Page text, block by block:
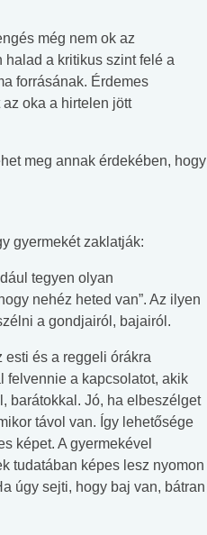
még nem ok az
a kritikus szint felé a
forrásának. Érdemes
oka a hirtelen jött
meg annak érdekében, hogy
gyermekét zaklatják:
tegyen olyan
nehéz heted van”. Az ilyen
a gondjairól, bajairól.
esti és a reggeli órákra
felvennie a kapcsolatot, akik
barátokkal. Jó, ha elbeszélget
távol van. Így lehetősége
képet. A gyermekével
tudatában képes lesz nyomon
úgy sejti, hogy baj van, bátran
#Suli, munka
Internet-függőség